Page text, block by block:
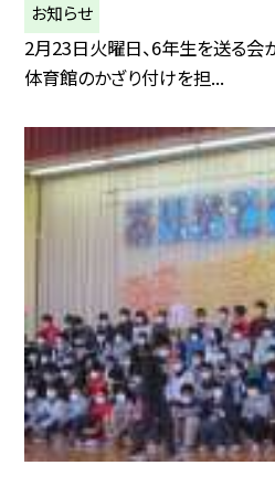
お知らせ
2月23日火曜日、6年生を送る会
体育館のかざり付けを担...